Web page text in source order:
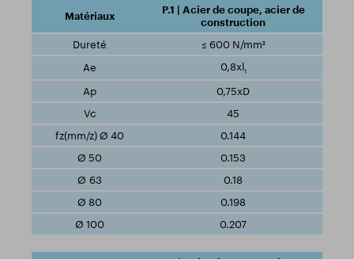
P.1 | Acier de coupe, acier de
construction
≤ 600 N/mm²
0,8xl1
0,75xD
45
0.144
0.153
0.18
0.198
0.207